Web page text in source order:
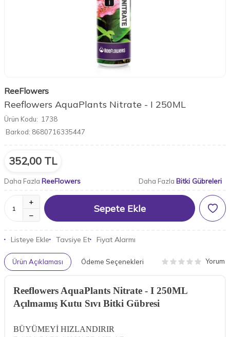
ReeFlowers
Reeflowers AquaPlants Nitrate - I 250ML
Ürün Kodu: 1738
Barkod: 8680716335447
352,00 TL
Daha Fazla ReeFlowers Daha Fazla Bitki Gübreleri
Sepete Ekle
Listeye Ekle Tavsiye Et Fiyat Alarmı
Ürün Açıklaması Ödeme Seçenekleri Yorum
Reeflowers AquaPlants Nitrate - I 250ML
Açılmamış Kutu Sıvı Bitki Gübresi
BÜYÜMEYİ HIZLANDIRIR